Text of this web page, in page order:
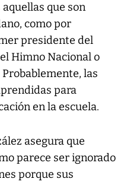
que son
como por
presidente del
Himno Nacional o
las
para
en la escuela.
asegura que
parece ser ignorado
porque sus